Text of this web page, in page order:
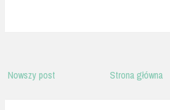
Nowszy post Strona główna